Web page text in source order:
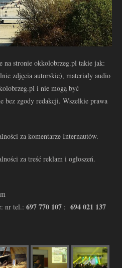
na stronie okkolobrzeg.pl takie jak:
zdjęcia autorskie), materiały audio
i nie mogą być
bez zgody redakcji. Wszelkie prawa
za komentarze Internautów.
za treść reklam i ogłoszeń.
nr tel.: 697 770 107 : 694 021 137